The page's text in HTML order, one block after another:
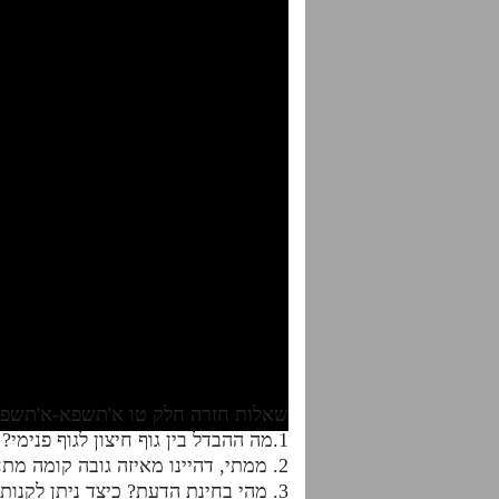
שאלות חזרה חלק טו א'תשפא-
1.מה ההבדל בין גוף חיצון לגוף פנימי? עיין חלק ז' אות א' וכן מה שאומר כאן.
2. ממתי, דהיינו מאיזה גובה קומה מתחילה הנוקבא רחל להתנסר וכיצד קונה את המחזה ולמעלה?
3. מהי בחינת הדעת? כיצד ניתן לקנותה ומה הקשר שלה למשה רבנו?